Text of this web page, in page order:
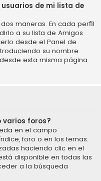
de mi lista de
maneras. En cada perfil
a su lista de Amigos
desde el Panel de
su nombre.
esta misma página.
varios foros?
en el campo
foro o en los temas.
haciendo clic en el
disponible en todas las
a la búsqueda